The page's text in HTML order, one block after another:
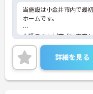
当施設は小金井市内で最
ホームです。
介護員の人材育成は充実
護技術を一から教える体
方も安心して働けます。
ご興味のある方には、面
に詳細をお話しいたしま
詳細を見る